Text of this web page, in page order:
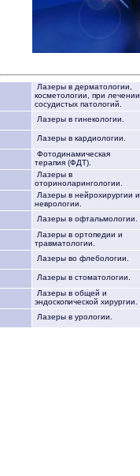
Лазеры в дерматологии,
косметологии, при лечении
сосудистых патологий.
Лазеры в гинекологии.
Лазеры в кардиологии.
Фотодинамическая
терапия (ФДТ).
Лазеры в
оториноларингологии.
Лазеры в нейрохирургии и
неврологии.
Лазеры в офтальмологии.
Лазеры в ортопедии и
травматологии.
Лазеры во флебологии.
Лазеры в стоматологии.
Лазеры в общей и
эндоскопической хирургии.
Лазеры в урологии.